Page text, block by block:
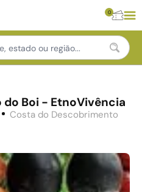
0
do Boi - EtnoVivência
Costa do Descobrimento